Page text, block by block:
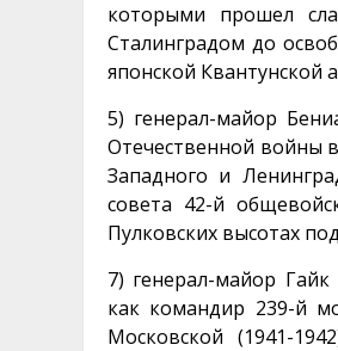
которыми прошел
Сталинградом до
японской
5) генерал-майор
Отечественной войны
Западного и
совета 42-й
Пулковских высотах
7) генерал-майор
как командир 239-й
Московской (1941-